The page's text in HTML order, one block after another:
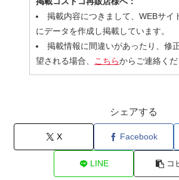
掲載内容につきまして、WEBサイ
にデータを作成し掲載しています。
掲載情報に間違いがあったり、修
望される場合、 こちらからご連絡くだ
シェアする
X Facebook
LINE コ